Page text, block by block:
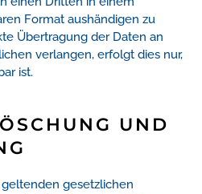
Format aushändigen zu
Übertragung der Daten an
verlangen, erfolgt dies nur,
ist.
UND
gesetzlichen